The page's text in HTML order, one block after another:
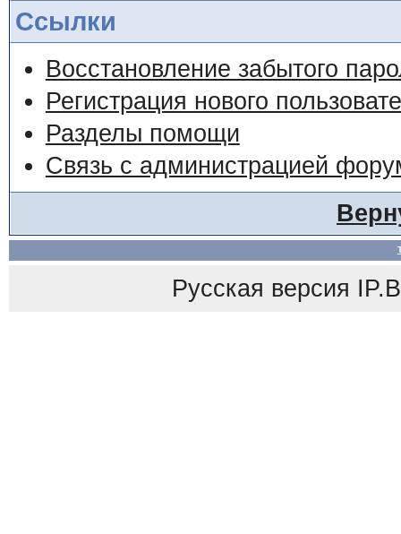
Ссылки
Восстановление забытого
Регистрация нового
Разделы помощи
Связь с администрацией
Русская версия